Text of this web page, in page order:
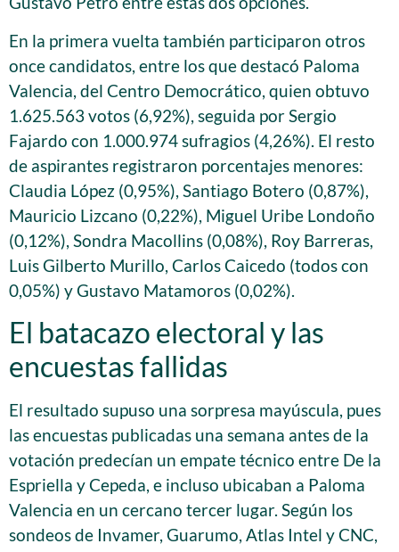
En la primera vuelta también participaron otros
once candidatos, entre los que destacó Paloma
Valencia, del Centro Democrático, quien obtuvo
1.625.563 votos (6,92%), seguida por Sergio
Fajardo con 1.000.974 sufragios (4,26%). El resto
de aspirantes registraron porcentajes menores:
Claudia López (0,95%), Santiago Botero (0,87%),
Mauricio Lizcano (0,22%), Miguel Uribe Londoño
(0,12%), Sondra Macollins (0,08%), Roy Barreras,
Luis Gilberto Murillo, Carlos Caicedo (todos con
0,05%) y Gustavo Matamoros (0,02%).
El batacazo electoral y las
encuestas fallidas
El resultado supuso una sorpresa mayúscula, pues
las encuestas publicadas una semana antes de la
votación predecían un empate técnico entre De la
Espriella y Cepeda, e incluso ubicaban a Paloma
Valencia en un cercano tercer lugar. Según los
sondeos de Invamer, Guarumo, Atlas Intel y CNC,